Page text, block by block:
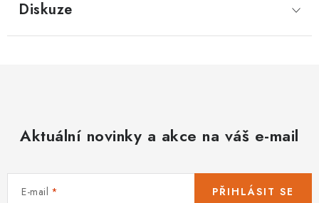
Diskuze
Aktuální novinky a akce na váš e-mail
E-mail PŘIHLÁSIT SE